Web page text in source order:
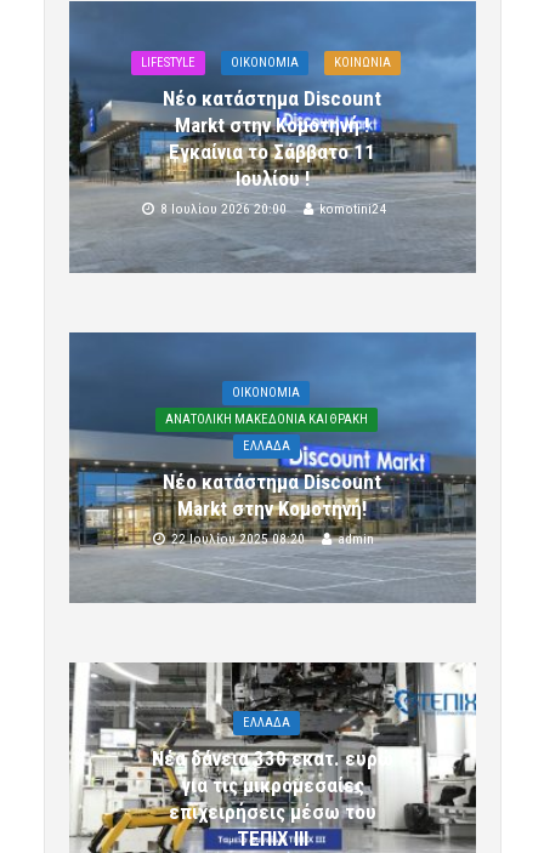
LIFESTYLE OIKONOMIA ΚΟΙΝΩΝΙΑ
Νέο κατάστημα Discount
Markt στην Κομοτηνή !
Εγκαίνια το Σάββατο 11
Ιουλίου !
8 Ιουλίου 2026 20:00 komotini24
OIKONOMIA
ΑΝΑΤΟΛΙΚΗ ΜΑΚΕΔΟΝΙΑ ΚΑΙ ΘΡΑΚΗ
ΕΛΛΑΔΑ
Νέο κατάστημα Discount
Markt στην Κομοτηνή!
22 Ιουλίου 2025 08:20 admin
ΕΛΛΑΔΑ
Νέα δάνεια 330 εκατ. ευρώ
για τις μικρομεσαίες
επιχειρήσεις μέσω του
ΤΕΠΙΧ ΙΙΙ